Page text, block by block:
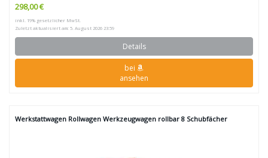
298,00 €
inkl. 19% gesetzlicher MwSt.
Zuletzt aktualisiert am: 5. August 2026 23:59
Details
bei
ansehen
Werkstattwagen Rollwagen Werkzeugwagen rollbar 8 Schubfächer